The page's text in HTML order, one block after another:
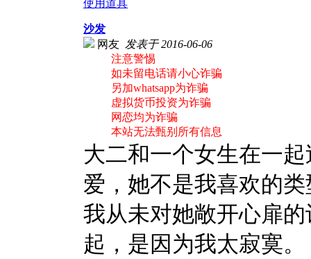
使用道具
沙发
网友 发表于 2016-06-06
注意警惕
如未留电话请小心诈骗
另加whatsapp为诈骗
虚拟货币投资为诈骗
网恋均为诈骗
本站无法甄别所有信息
大二和一个女生在一
爱，她不是我喜欢的
我从未对她敞开心扉
起，是因为我太寂寞。